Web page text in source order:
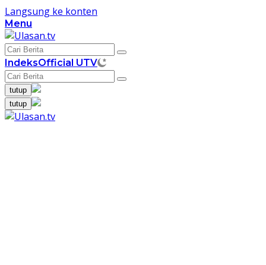
Langsung ke konten
Menu
IndeksOfficial UTV
tutup
tutup